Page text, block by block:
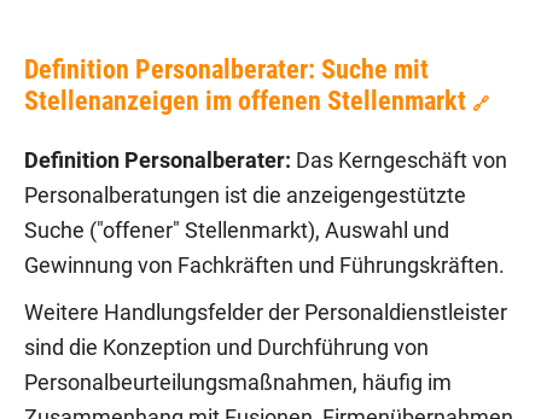
Definition Personalberater: Suche mit
Stellenanzeigen im offenen Stellenmarkt 🔗
Definition Personalberater: Das Kerngeschäft von
Personalberatungen ist die anzeigengestützte
Suche ("offener" Stellenmarkt), Auswahl und
Gewinnung von Fachkräften und Führungskräften.
Weitere Handlungsfelder der Personaldienstleister
sind die Konzeption und Durchführung von
Personalbeurteilungsmaßnahmen, häufig im